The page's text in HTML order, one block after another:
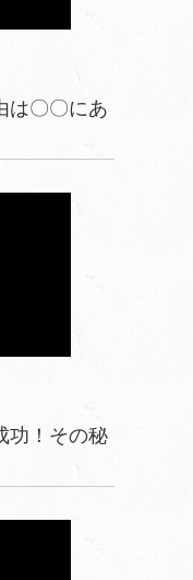
は〇〇にあ
功！その秘